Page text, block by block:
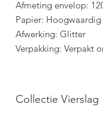
Afmeting envelop:
Papier:
Afwerking: Glitter
Verpakking: Verpakt
Collectie Vierslag